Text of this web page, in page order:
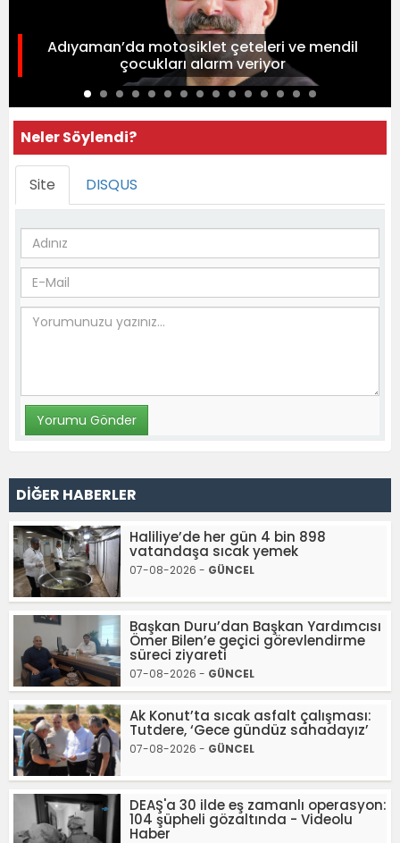
Adıyaman’da motosiklet çeteleri ve mendil
çocukları alarm veriyor
Neler Söylendi?
Site DISQUS
DİĞER HABERLER
Haliliye’de her gün 4 bin 898
vatandaşa sıcak yemek
07-08-2026 - GÜNCEL
Başkan Duru’dan Başkan Yardımcısı
Ömer Bilen’e geçici görevlendirme
süreci ziyareti
07-08-2026 - GÜNCEL
Ak Konut’ta sıcak asfalt çalışması:
Tutdere, ‘Gece gündüz sahadayız’
07-08-2026 - GÜNCEL
DEAŞ'a 30 ilde eş zamanlı operasyon:
104 şüpheli gözaltında - Videolu
Haber